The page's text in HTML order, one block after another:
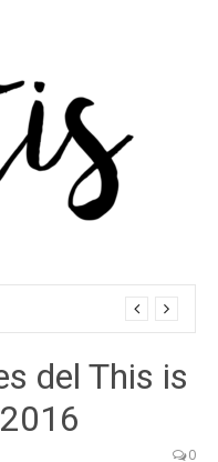
del This is
0